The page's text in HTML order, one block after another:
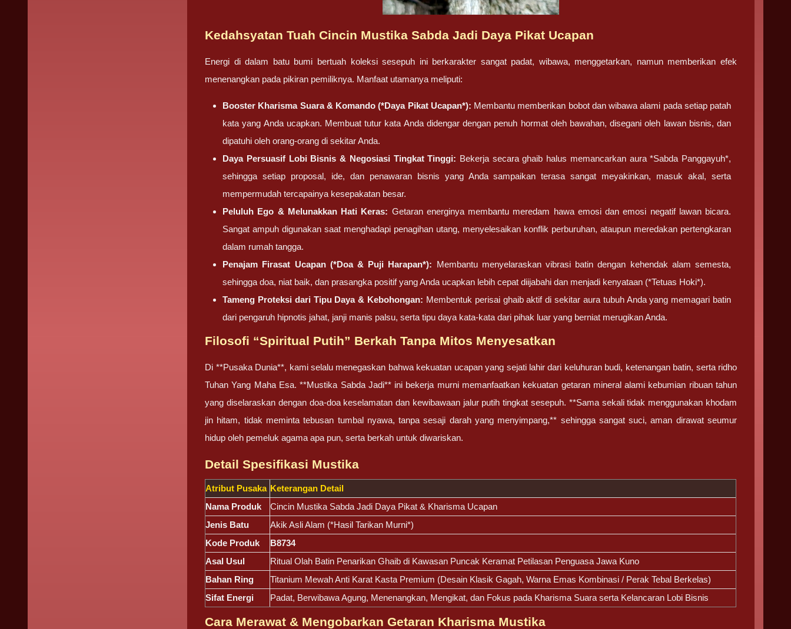
Kedahsyatan Tuah Cincin Mustika Sabda Jadi Daya Pikat Ucapan
Energi di dalam batu bumi bertuah koleksi sesepuh ini berkarakter sangat padat, wibawa, menggetarkan, namun memberikan efek
menenangkan pada pikiran pemiliknya. Manfaat utamanya meliputi:
Booster Kharisma Suara & Komando (*Daya Pikat Ucapan*): Membantu memberikan bobot dan wibawa alami pada setiap patah
kata yang Anda ucapkan. Membuat tutur kata Anda didengar dengan penuh hormat oleh bawahan, disegani oleh lawan bisnis, dan
dipatuhi oleh orang-orang di sekitar Anda.
Daya Persuasif Lobi Bisnis & Negosiasi Tingkat Tinggi: Bekerja secara ghaib halus memancarkan aura *Sabda Panggayuh*,
sehingga setiap proposal, ide, dan penawaran bisnis yang Anda sampaikan terasa sangat meyakinkan, masuk akal, serta
mempermudah tercapainya kesepakatan besar.
Peluluh Ego & Melunakkan Hati Keras: Getaran energinya membantu meredam hawa emosi dan emosi negatif lawan bicara.
Sangat ampuh digunakan saat menghadapi penagihan utang, menyelesaikan konflik perburuhan, ataupun meredakan pertengkaran
dalam rumah tangga.
Penajam Firasat Ucapan (*Doa & Puji Harapan*): Membantu menyelaraskan vibrasi batin dengan kehendak alam semesta,
sehingga doa, niat baik, dan prasangka positif yang Anda ucapkan lebih cepat diijabahi dan menjadi kenyataan (*Tetuas Hoki*).
Tameng Proteksi dari Tipu Daya & Kebohongan: Membentuk perisai ghaib aktif di sekitar aura tubuh Anda yang memagari batin
dari pengaruh hipnotis jahat, janji manis palsu, serta tipu daya kata-kata dari pihak luar yang berniat merugikan Anda.
Filosofi “Spiritual Putih” Berkah Tanpa Mitos Menyesatkan
Di **Pusaka Dunia**, kami selalu menegaskan bahwa kekuatan ucapan yang sejati lahir dari keluhuran budi, ketenangan batin, serta ridho
Tuhan Yang Maha Esa. **Mustika Sabda Jadi** ini bekerja murni memanfaatkan kekuatan getaran mineral alami kebumian ribuan tahun
yang diselaraskan dengan doa-doa keselamatan dan kewibawaan jalur putih tingkat sesepuh. **Sama sekali tidak menggunakan khodam
jin hitam, tidak meminta tebusan tumbal nyawa, tanpa sesaji darah yang menyimpang,** sehingga sangat suci, aman dirawat seumur
hidup oleh pemeluk agama apa pun, serta berkah untuk diwariskan.
Detail Spesifikasi Mustika
Atribut Pusaka Keterangan Detail
Nama Produk
Cincin Mustika Sabda Jadi Daya Pikat & Kharisma Ucapan
Jenis Batu
Akik Asli Alam (*Hasil Tarikan Murni*)
Kode Produk
B8734
Asal Usul
Ritual Olah Batin Penarikan Ghaib di Kawasan Puncak Keramat Petilasan Penguasa Jawa Kuno
Bahan Ring
Titanium Mewah Anti Karat Kasta Premium (Desain Klasik Gagah, Warna Emas Kombinasi / Perak Tebal Berkelas)
Sifat Energi
Padat, Berwibawa Agung, Menenangkan, Mengikat, dan Fokus pada Kharisma Suara serta Kelancaran Lobi Bisnis
Cara Merawat & Mengobarkan Getaran Kharisma Mustika